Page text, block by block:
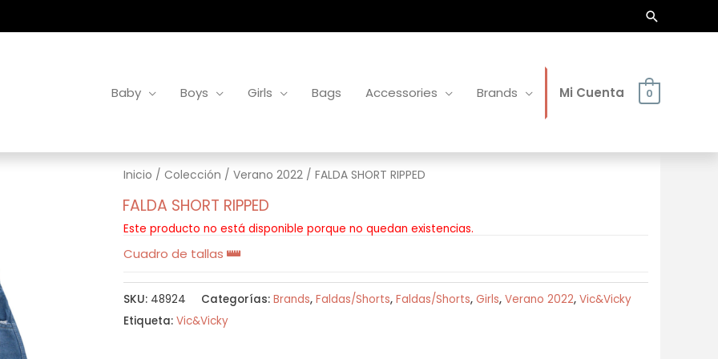
Buscar
Baby Boys Girls Bags Accessories Brands Mi Cuenta 0
Inicio / Colección / Verano 2022/ FALDA SHORT RIPPED
FALDA SHORT RIPPED
Este producto no está disponible porque no quedan existencias.
Cuadro de tallas
SKU: 48924 Categorías: Brands, Faldas/Shorts, Faldas/Shorts, Girls, Verano 2022, Vic&Vicky
Etiqueta: Vic&Vicky